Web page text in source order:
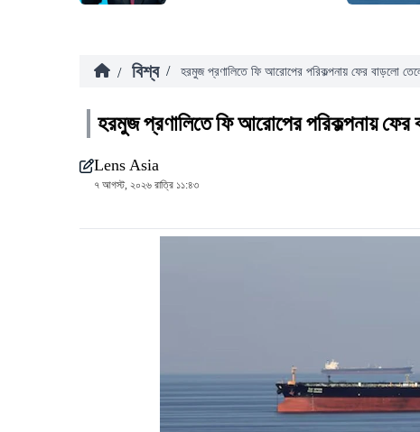
/ বিশ্ব / হরমুজ প্রণালিতে ফি আরোপের পরিকল্পনায় ফের বাড়লো
হরমুজ প্রণালিতে ফি আরোপের পরিকল্পনায় ফের
Lens Asia
৭ আগস্ট, ২০২৬ রাত্রি ১১:৪৩